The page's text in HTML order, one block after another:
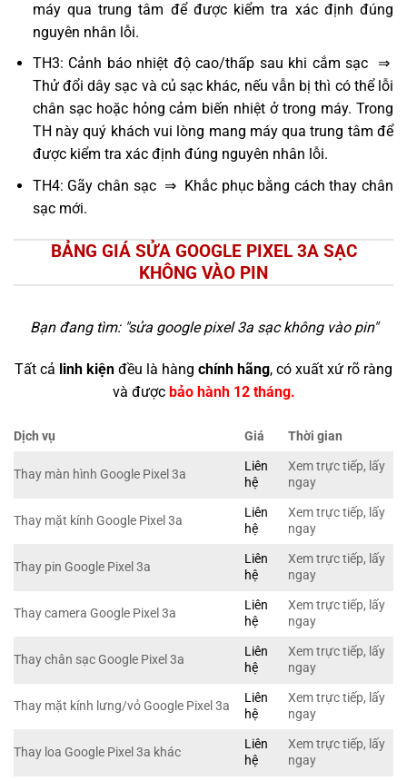
máy qua trung tâm để được kiểm tra xác định đúng
nguyên nhân lỗi.
TH3: Cảnh báo nhiệt độ cao/thấp sau khi cắm sạc ⇒
Thử đổi dây sạc và củ sạc khác, nếu vẫn bị thì có thể lỗi
chân sạc hoặc hỏng cảm biến nhiệt ở trong máy. Trong
TH này quý khách vui lòng mang máy qua trung tâm để
được kiểm tra xác định đúng nguyên nhân lỗi.
TH4: Gãy chân sạc ⇒ Khắc phục bằng cách thay chân
sạc mới.
BẢNG GIÁ SỬA GOOGLE PIXEL 3A SẠC
KHÔNG VÀO PIN
Bạn đang tìm: "sửa google pixel 3a sạc không vào pin"
Tất cả linh kiện đều là hàng chính hãng, có xuất xứ rõ ràng
và được bảo hành 12 tháng.
Dịch vụ Giá Thời gian
Thay màn hình Google Pixel 3a
Liên
hệ
Xem trực tiếp, lấy
ngay
Thay mặt kính Google Pixel 3a
Liên
hệ
Xem trực tiếp, lấy
ngay
Thay pin Google Pixel 3a
Liên
hệ
Xem trực tiếp, lấy
ngay
Thay camera Google Pixel 3a
Liên
hệ
Xem trực tiếp, lấy
ngay
Thay chân sạc Google Pixel 3a
Liên
hệ
Xem trực tiếp, lấy
ngay
Thay mặt kính lưng/vỏ Google Pixel 3a
Liên
hệ
Xem trực tiếp, lấy
ngay
Thay loa Google Pixel 3a khác
Liên
hệ
Xem trực tiếp, lấy
ngay